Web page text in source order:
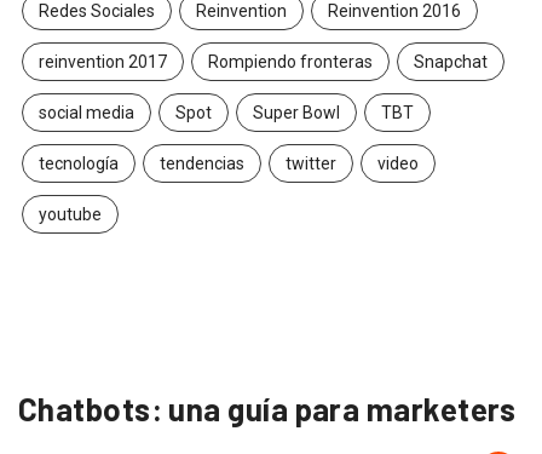
Redes Sociales Reinvention Reinvention 2016
reinvention 2017 Rompiendo fronteras Snapchat
social media Spot Super Bowl TBT
tecnología tendencias twitter video
youtube
Chatbots: una guía para marketers